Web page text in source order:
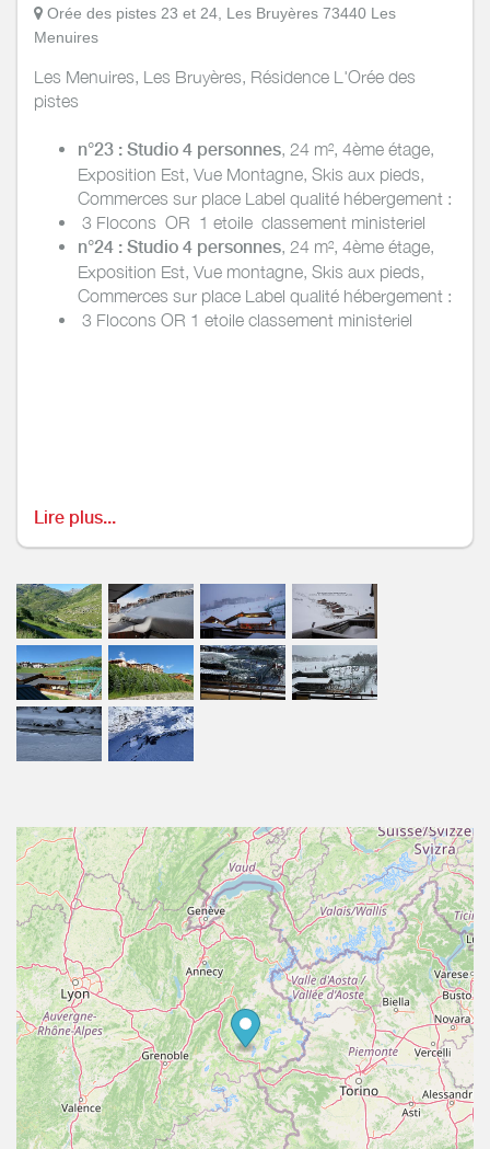
Orée des pistes 23 et 24, Les Bruyères 73440 Les
Menuires
Les Menuires, Les Bruyères, Résidence L'Orée des
pistes
n°23 : Studio 4 personnes, 24 m², 4ème étage,
Exposition Est, Vue Montagne, Skis aux pieds,
Commerces sur place Label qualité hébergement :
3 Flocons OR 1 etoile classement ministeriel
n°24 : Studio 4 personnes, 24 m², 4ème étage,
Exposition Est, Vue montagne, Skis aux pieds,
Commerces sur place Label qualité hébergement :
3 Flocons OR 1 etoile classement ministeriel
Lire plus...